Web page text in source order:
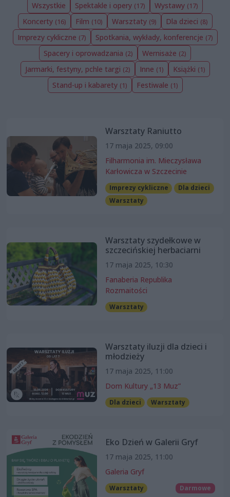
Wszystkie Spektakle i opery (17) Wystawy (17)
Koncerty (16) Film (10) Warsztaty (9) Dla dzieci (8)
Imprezy cykliczne (7) Spotkania, wykłady, konferencje (7)
Spacery i oprowadzania (2) Wernisaże (2)
Jarmarki, festyny, pchle targi (2) Inne (1) Książki (1)
Stand-up i kabarety (1) Festiwale (1)
Warsztaty Raniutto
17 maja 2025, 09:00
Filharmonia im. Mieczysława
Karłowicza w Szczecinie
Imprezy cykliczne
Dla dzieci
Warsztaty
Warsztaty szydełkowe w
szczecińskiej herbaciarni
17 maja 2025, 10:30
Fanaberia Republika
Rozmaitości
Warsztaty
Warsztaty iluzji dla dzieci i
młodzieży
17 maja 2025, 11:00
Dom Kultury „13 Muz”
Dla dzieci Warsztaty
Eko Dzień w Galerii Gryf
17 maja 2025, 11:00
Galeria Gryf
Warsztaty Darmowe